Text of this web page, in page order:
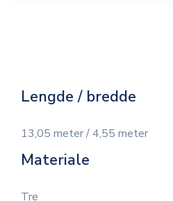
Lengde / bredde
13,05 meter / 4,55 meter
Materiale
Tre